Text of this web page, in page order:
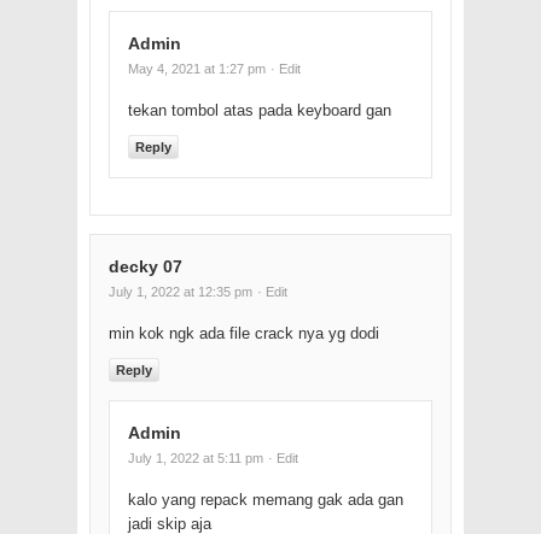
Admin
May 4, 2021 at 1:27 pm · Edit
tekan tombol atas pada keyboard gan
Reply
decky 07
July 1, 2022 at 12:35 pm · Edit
min kok ngk ada file crack nya yg dodi
Reply
Admin
July 1, 2022 at 5:11 pm · Edit
kalo yang repack memang gak ada gan
jadi skip aja